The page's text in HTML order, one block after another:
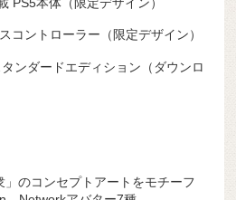
コントローラー（限定デザイン）
タンダードエディション（ダウンロ
」のコンセプトアートをモチーフ